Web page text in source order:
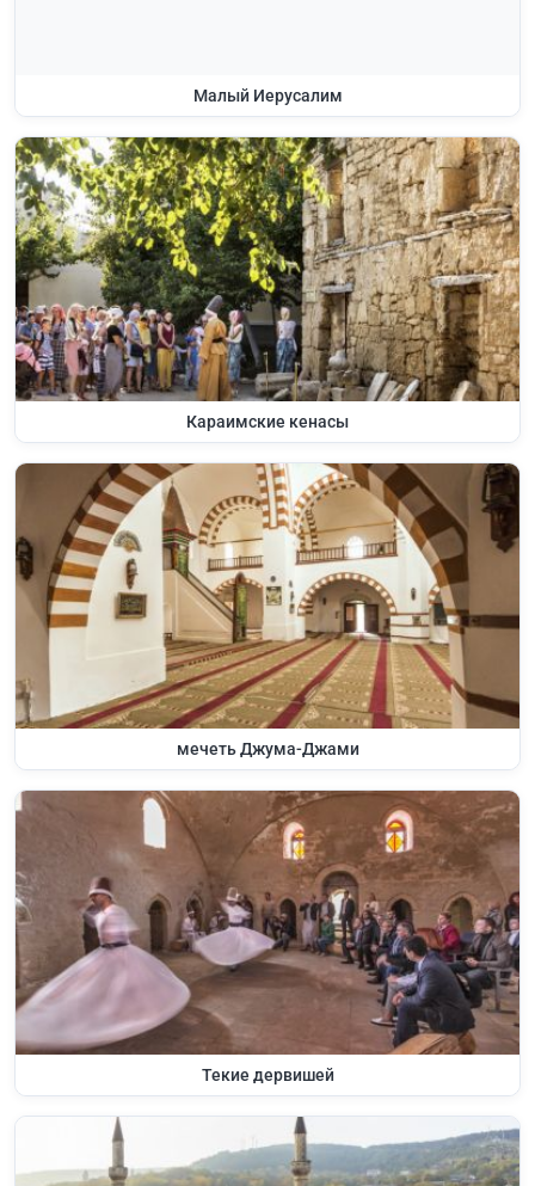
Малый Иерусалим
Караимские кенасы
мечеть Джума-Джами
Текие дервишей